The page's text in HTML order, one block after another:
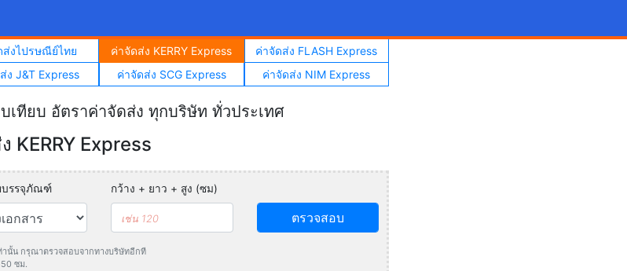
ส่งไปรษณีย์ไทย ค่าจัดส่ง KERRY Express
ค่าจัดส่ง FLASH Express
ง J&T Express ค่าจัดส่ง SCG Express ค่าจัดส่ง NIM Express
บเทียบ อัตราค่าจัดส่ง ทุกบริษัท ทั่วประเทศ
KERRY Express
บรรจุภัณฑ์ กว้าง + ยาว + สูง (ซม)
ตรวจสอบ
านั้น กรุณาตรวจสอบจากทางบริษัทอีกที
ซม.